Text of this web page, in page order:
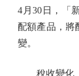
4月30日，「
配額產品，將
變。
稅收變化